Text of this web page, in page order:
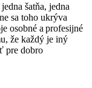
šatňa, jedna
sa toho ukrýva
osobné a profesijné
že každý je iný
pre dobro